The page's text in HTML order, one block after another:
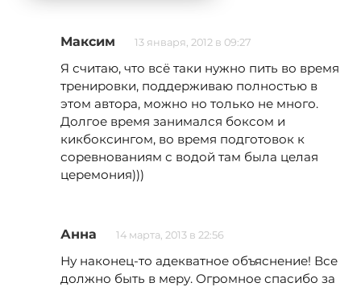
Максим 13 января, 2012 в 09:27
Я считаю, что всё таки нужно пить во время
тренировки, поддерживаю полностью в
этом автора, можно но только не много.
Долгое время занимался боксом и
кикбоксингом, во время подготовок к
соревнованиям с водой там была целая
церемония)))
Анна 14 марта, 2013 в 22:56
Ну наконец-то адекватное объяснение! Все
должно быть в меру. Огромное спасибо за